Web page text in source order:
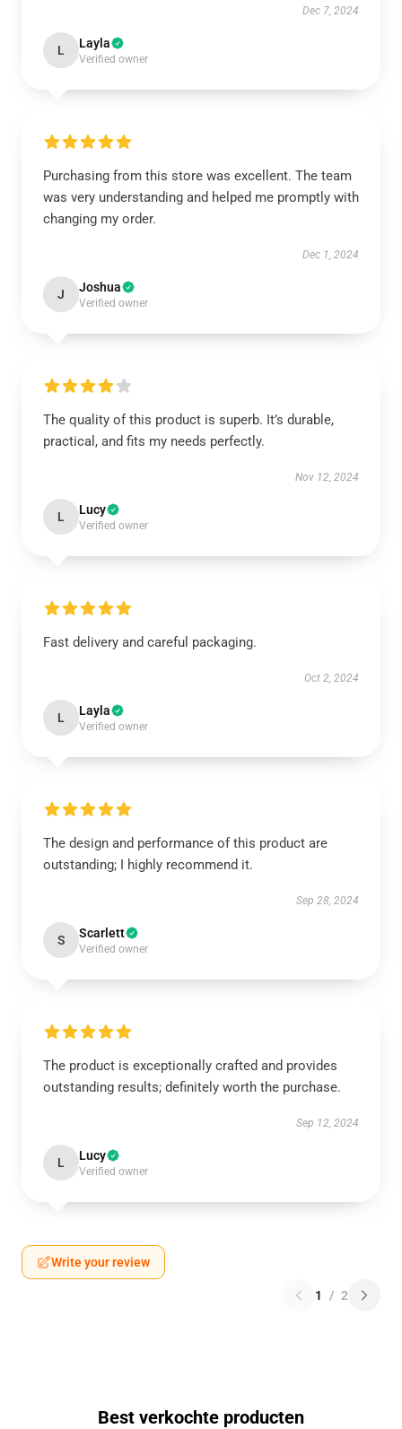
Dec 7, 2024
L Layla
Verified owner
Purchasing from this store was excellent. The team
was very understanding and helped me promptly with
changing my order.
Dec 1, 2024
J Joshua
Verified owner
The quality of this product is superb. It’s durable,
practical, and fits my needs perfectly.
Nov 12, 2024
L Lucy
Verified owner
Fast delivery and careful packaging.
Oct 2, 2024
L Layla
Verified owner
The design and performance of this product are
outstanding; I highly recommend it.
Sep 28, 2024
S Scarlett
Verified owner
The product is exceptionally crafted and provides
outstanding results; definitely worth the purchase.
Sep 12, 2024
L Lucy
Verified owner
Write your review
1 / 2
Best verkochte producten